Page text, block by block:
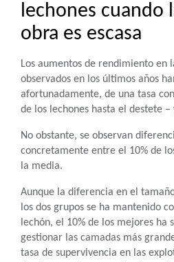
lechones cuando
obra es escasa
Los aumentos de rendimiento en
observados en los últimos años
afortunadamente, de una tasa
de los lechones hasta el destete –
No obstante, se observan
concretamente entre el 10% de
la media.
Aunque la diferencia en el
los dos grupos se ha mantenido
lechón, el 10% de los mejores ha
gestionar las camadas más
tasa de supervivencia en las